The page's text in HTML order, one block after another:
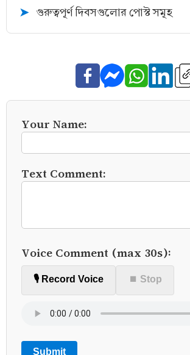
➤ গুরুত্বপূর্ণ দিবসগুলোর পোস্ট সমূহ
Your Name:
Text Comment:
Voice Comment (max 30s):
🎙️ Record Voice ⏹ Stop
Submit